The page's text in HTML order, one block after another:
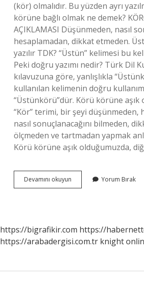
(kör) olmalıdır. Bu yüzden ayrı
körüne bağlı olmak ne demek?
AÇIKLAMASI Düşünmeden, nasıl
hesaplamadan, dikkat etmeden.
yazılır TDK? “Üstün” kelimesi bu
Peki doğru yazımı nedir? Türk Dil
kılavuzuna göre, yanlışlıkla
kullanılan kelimenin doğru
“Üstünkörü”dür. Körü körüne aşık
“Kör” terimi, bir şeyi düşünmeden,
nasıl sonuçlanacağını bilmeden,
ölçmeden ve tartmadan yapmak
Körü körüne aşık olduğumuzda,
Devamını okuyun
Körüne
Yorum Bırak
https://bigrafikir.com https://
https://arabadergisi.com.tr knight